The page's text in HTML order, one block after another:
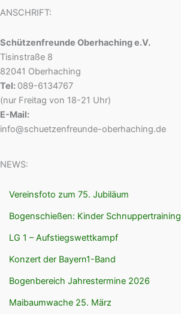
ANSCHRIFT:
Schützenfreunde Oberhaching e.V.
Tisinstraße 8
82041 Oberhaching
Tel: 089-6134767
(nur Freitag von 18-21 Uhr)
E-Mail:
info@schuetzenfreunde-oberhaching.de
NEWS:
Vereinsfoto zum 75. Jubiläum
Bogenschießen: Kinder Schnuppertraining
LG 1 – Aufstiegswettkampf
Konzert der Bayern1-Band
Bogenbereich Jahrestermine 2026
Maibaumwache 25. März